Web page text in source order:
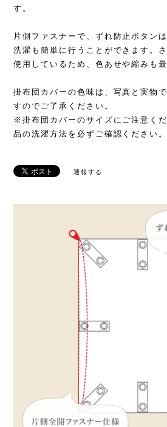
す。
片側ファスナーで、ずれ防止ボタン
洗濯も簡単に行うことができます。
使用しているため、色あせや縮みも
掛布団カバーの色味は、写真と実物
すのでご了承ください。
※掛布団カバーのサイズにご注意く
品の洗濯方法を必ずご確認ください。
通報する